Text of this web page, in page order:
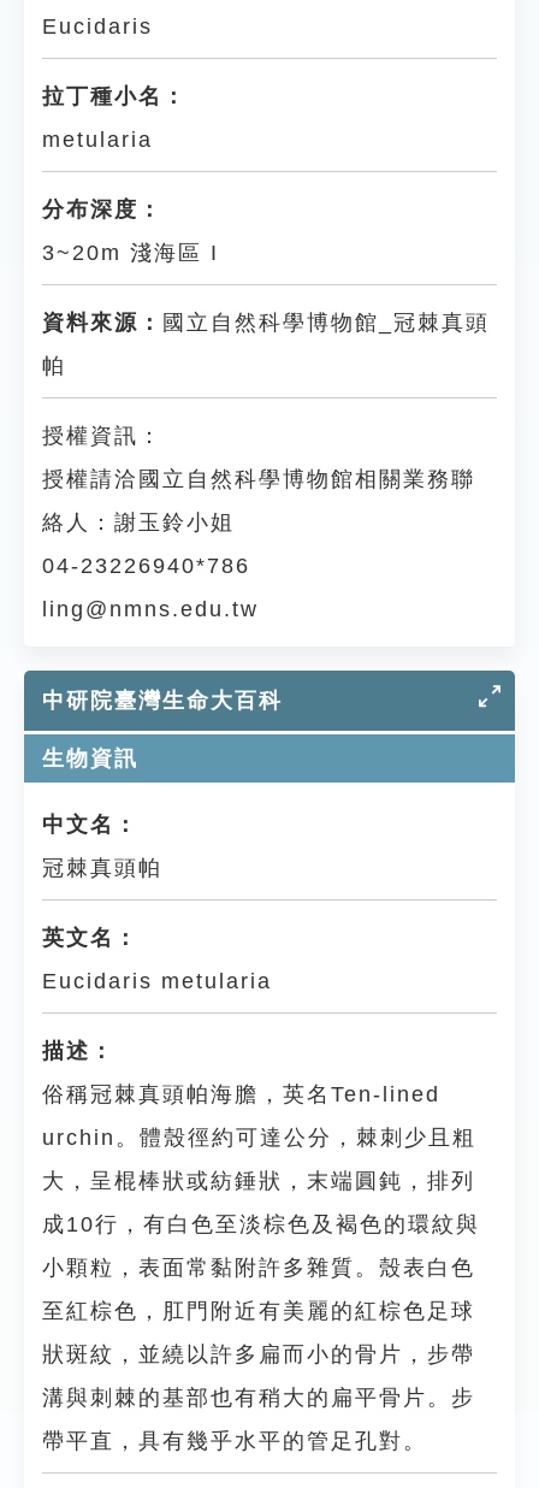
Eucidaris
拉丁種小名：
metularia
分布深度：
3~20m 淺海區 I
資料來源： 國立自然科學博物館_冠棘真頭
帕
授權資訊：
授權請洽國立自然科學博物館相關業務聯
絡人：謝玉鈴小姐
04-23226940*786
ling@nmns.edu.tw
中研院臺灣生命大百科
生物資訊
中文名：
冠棘真頭帕
英文名：
Eucidaris metularia
描述：
俗稱冠棘真頭帕海膽，英名Ten-lined
urchin。體殼徑約可達公分，棘刺少且粗
大，呈棍棒狀或紡錘狀，末端圓鈍，排列
成10行，有白色至淡棕色及褐色的環紋與
小顆粒，表面常黏附許多雜質。殼表白色
至紅棕色，肛門附近有美麗的紅棕色足球
狀斑紋，並繞以許多扁而小的骨片，步帶
溝與刺棘的基部也有稍大的扁平骨片。步
帶平直，具有幾乎水平的管足孔對。